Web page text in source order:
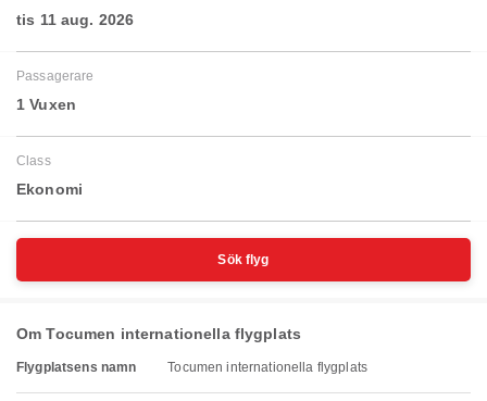
tis 11 aug. 2026
Passagerare
1 Vuxen
Class
Ekonomi
Sök flyg
Om Tocumen internationella flygplats
Flygplatsens namn Tocumen internationella flygplats